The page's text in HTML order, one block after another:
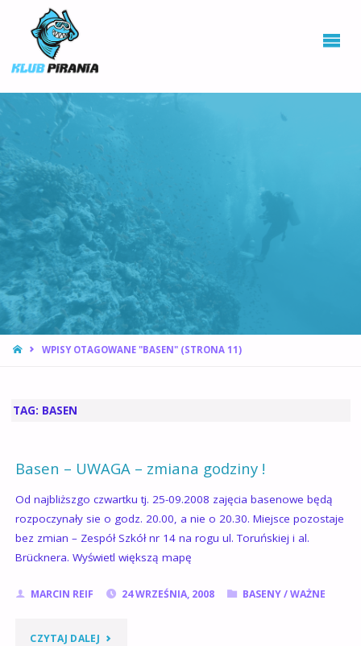
HOKEJ
STRONA
WPISY OTAGOWANE "BASEN"(STRONA 11)
TAG: BASEN
Basen – UWAGA – zmiana godziny !
Od najbliższgo czwartku tj. 25-09.2008 zajęcia basenowe będą
rozpoczynały sie o godz. 20.00, a nie o 20.30. Miejsce pozostaje
bez zmian – Zespół Szkół nr 14 na rogu ul. Toruńskiej i al.
Brücknera. Wyświetl większą mapę
MARCIN REIF 24 WRZEŚNIA, 2008 BASENY/WAŻNE
CZYTAJ DALEJ"BASEN